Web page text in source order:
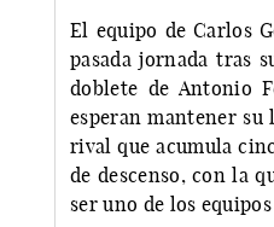
El equipo de Carlos
pasada jornada tras
doblete de Antonio
esperan mantener su
rival que acumula
de descenso, con la
ser uno de los